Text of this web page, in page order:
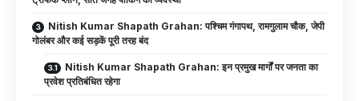
Nitish Kumar Shapath Grahan: पश्चिम गंगापथ, रामगुलाम चौक, जेपी
गोलंबर और कई सड़कें पूरी तरह बंद
Nitish Kumar Shapath Grahan: इन प्रमुख मार्गों पर जनता का
प्रवेश प्रतिबंधित रहेगा